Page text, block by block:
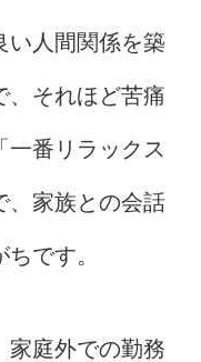
い人間関係を築
、それほど苦痛
一番リラックス
、家族との会話
です。
家庭外での勤務